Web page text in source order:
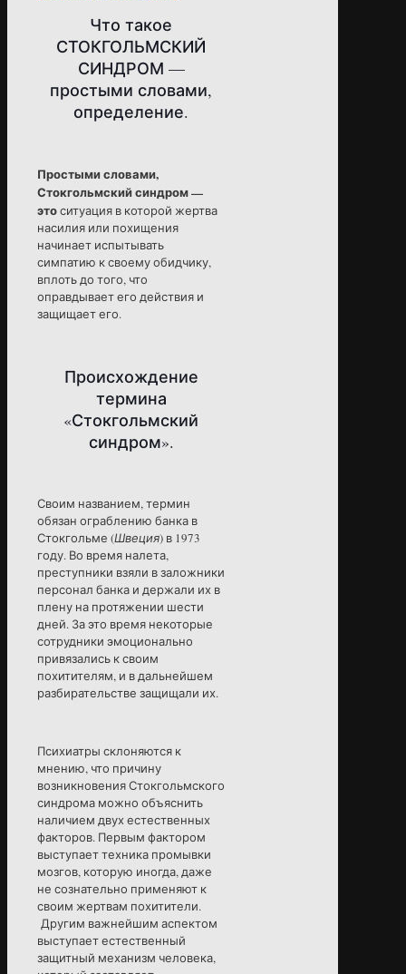
Что такое
СТОКГОЛЬМСКИЙ
СИНДРОМ —
простыми словами,
определение.
Простыми словами,
Стокгольмский синдром —
этоситуация в которой жертва
насилия или похищения
начинает испытывать
симпатию к своему обидчику,
вплоть до того, что
оправдывает его действия и
защищает его.
Происхождение
термина
«Стокгольмский
синдром».
Своим названием, термин
обязан ограблению банка в
Стокгольме (Швеция) в 1973
году. Во время налета,
преступники взяли в заложники
персонал банка и держали их в
плену на протяжении шести
дней. За это время некоторые
сотрудники эмоционально
привязались к своим
похитителям, и в дальнейшем
разбирательстве защищали их.
Психиатры склоняются к
мнению, что причину
возникновения Стокгольмского
синдрома можно объяснить
наличием двух естественных
факторов. Первым фактором
выступает техника промывки
мозгов, которую иногда, даже
не сознательно применяют к
своим жертвам похитители.
Другим важнейшим аспектом
выступает естественный
защитный механизм человека,